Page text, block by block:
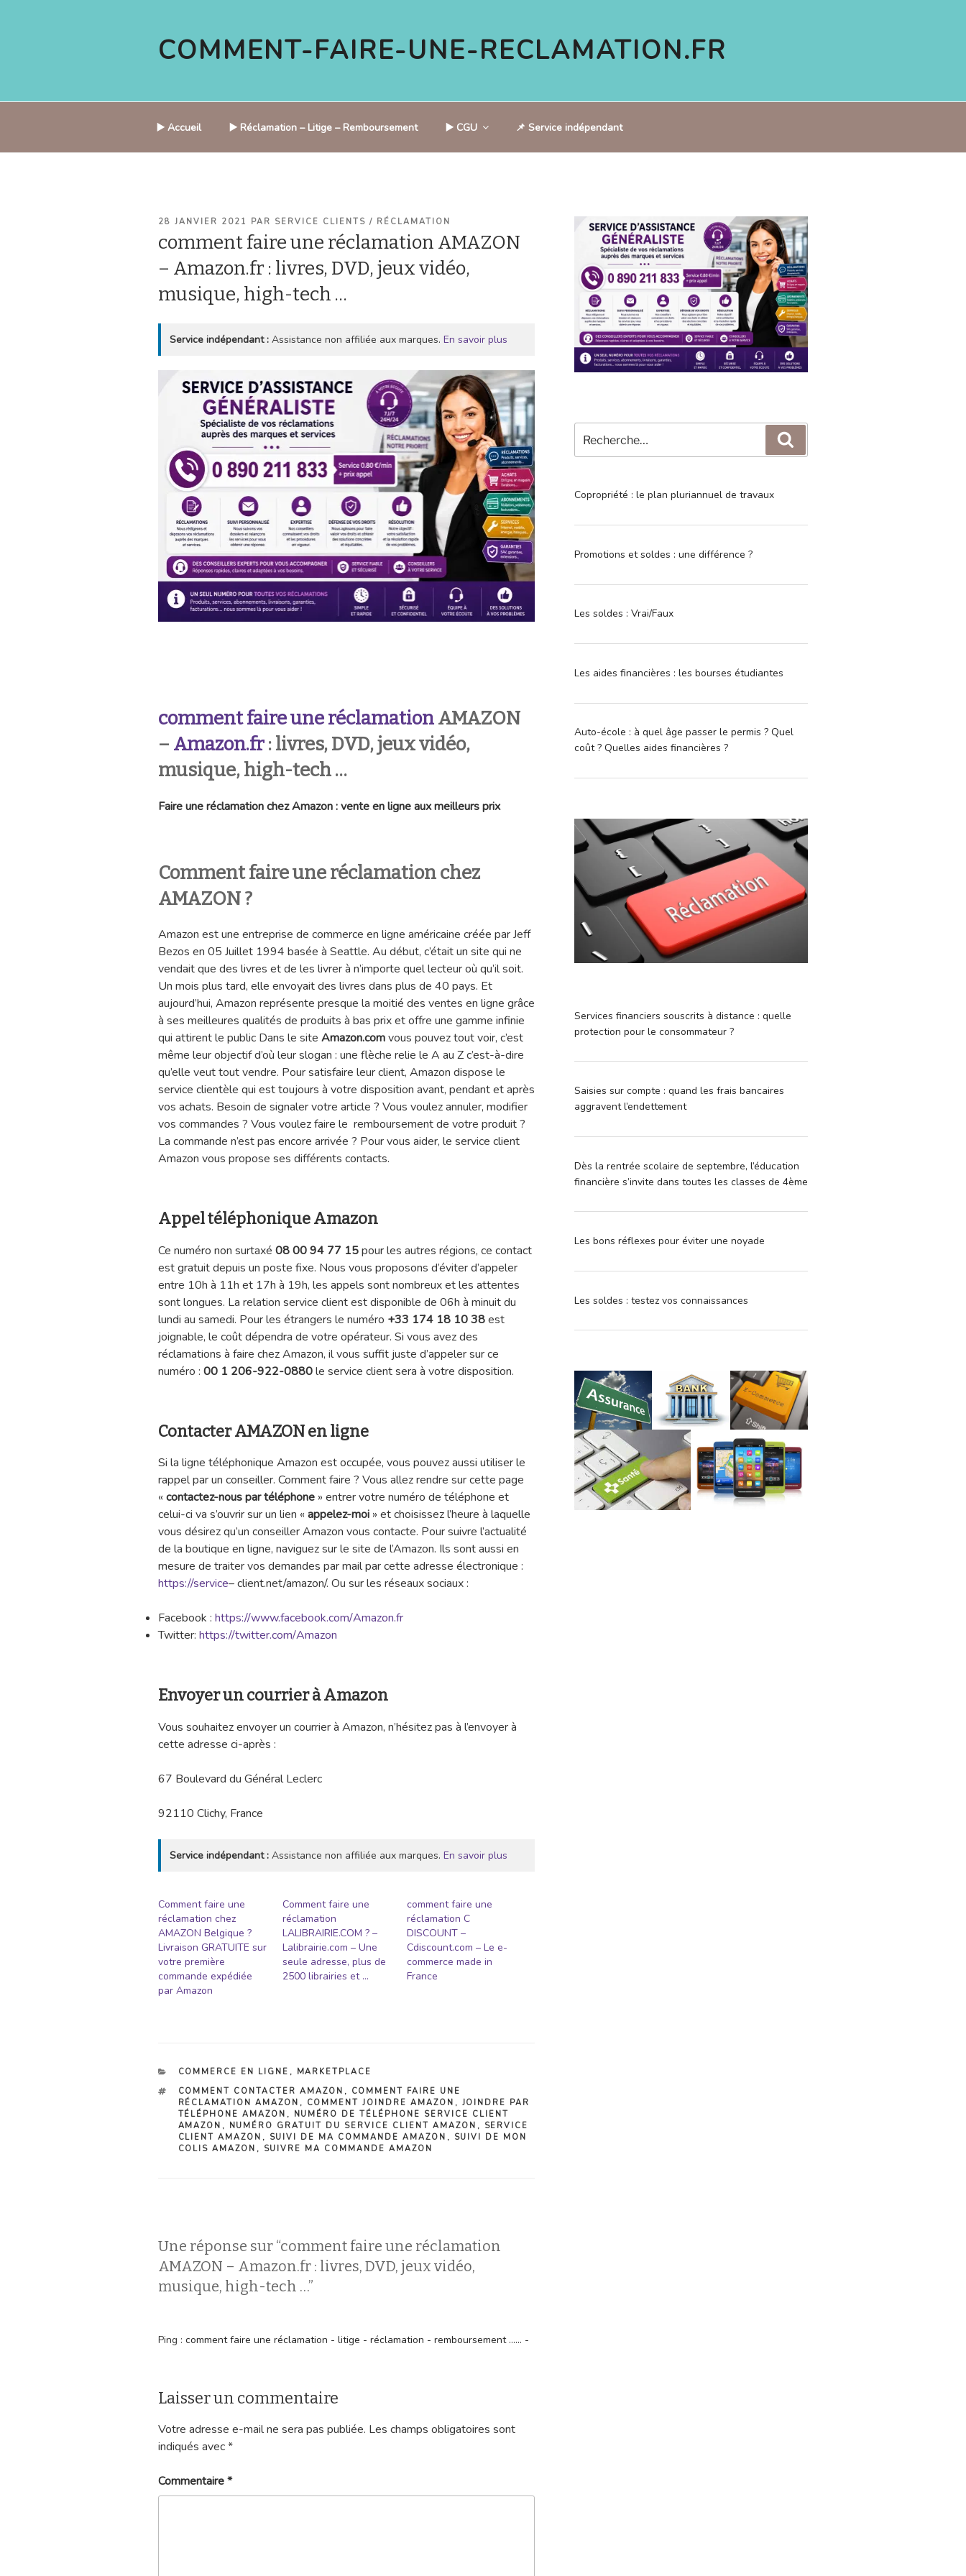
COMMENT-FAIRE-UNE-RECLAMATION.FR
▶️ Accueil ▶️ Réclamation – Litige – Remboursement ▶️ CGU 📌 Service indépendant
PUBLIÉ
28 JANVIER 2021 PAR SERVICE CLIENTS / RÉCLAMATION
comment faire une réclamation AMAZON
– Amazon.fr : livres, DVD, jeux vidéo,
musique, high-tech …
Service indépendant : Assistance non affiliée aux marques. En savoir plus
comment faire une réclamationAMAZON
– Amazon.fr: livres, DVD, jeux vidéo,
musique, high-tech …
Faire une réclamation chez Amazon : vente en ligne aux meilleurs prix
Comment faire une réclamation chez
AMAZON ?
Amazon est une entreprise de commerce en ligne américaine créée par Jeff
Bezos en 05 Juillet 1994 basée à Seattle. Au début, c’était un site qui ne
vendait que des livres et de les livrer à n’importe quel lecteur où qu’il soit.
Un mois plus tard, elle envoyait des livres dans plus de 40 pays. Et
aujourd’hui, Amazon représente presque la moitié des ventes en ligne grâce
à ses meilleures qualités de produits à bas prix et offre une gamme infinie
qui attirent le public Dans le site Amazon.comvous pouvez tout voir, c’est
même leur objectif d’où leur slogan : une flèche relie le A au Z c’est-à-dire
qu’elle veut tout vendre. Pour satisfaire leur client, Amazon dispose le
service clientèle qui est toujours à votre disposition avant, pendant et après
vos achats. Besoin de signaler votre article ? Vous voulez annuler, modifier
vos commandes ? Vous voulez faire le remboursement de votre produit ?
La commande n’est pas encore arrivée ? Pour vous aider, le service client
Amazon vous propose ses différents contacts.
Appel téléphonique Amazon
Ce numéro non surtaxé 08 00 94 77 15pour les autres régions, ce contact
est gratuit depuis un poste fixe. Nous vous proposons d’éviter d’appeler
entre 10h à 11h et 17h à 19h, les appels sont nombreux et les attentes
sont longues. La relation service client est disponible de 06h à minuit du
lundi au samedi. Pour les étrangers le numéro +33 174 18 10 38est
joignable, le coût dépendra de votre opérateur. Si vous avez des
réclamations à faire chez Amazon, il vous suffit juste d’appeler sur ce
numéro : 00 1 206-922-0880le service client sera à votre disposition.
Contacter AMAZON en ligne
Si la ligne téléphonique Amazon est occupée, vous pouvez aussi utiliser le
rappel par un conseiller. Comment faire ? Vous allez rendre sur cette page
« contactez-nous par téléphone » entrer votre numéro de téléphone et
celui-ci va s’ouvrir sur un lien « appelez-moi » et choisissez l’heure à laquelle
vous désirez qu’un conseiller Amazon vous contacte. Pour suivre l’actualité
de la boutique en ligne, naviguez sur le site de l’Amazon. Ils sont aussi en
mesure de traiter vos demandes par mail par cette adresse électronique :
https://service– client.net/amazon/. Ou sur les réseaux sociaux :
Facebook : https://www.facebook.com/Amazon.fr
Twitter: https://twitter.com/Amazon
Envoyer un courrier à Amazon
Vous souhaitez envoyer un courrier à Amazon, n’hésitez pas à l’envoyer à
cette adresse ci-après :
67 Boulevard du Général Leclerc
92110 Clichy, France
Service indépendant : Assistance non affiliée aux marques. En savoir plus
Comment faire une
réclamation chez
AMAZON Belgique ?
Livraison GRATUITE sur
votre première
commande expédiée
par Amazon
Comment faire une
réclamation
LALIBRAIRIE.COM ? –
Lalibrairie.com – Une
seule adresse, plus de
2500 librairies et …
comment faire une
réclamation C
DISCOUNT –
Cdiscount.com – Le e-
commerce made in
France
CATÉGORIES
COMMERCE EN LIGNE , MARKETPLACE
ÉTIQUETTES
COMMENT CONTACTER AMAZON , COMMENT FAIRE UNE
RÉCLAMATION AMAZON , COMMENT JOINDRE AMAZON , JOINDRE PAR
TÉLÉPHONE AMAZON , NUMÉRO DE TÉLÉPHONE SERVICE CLIENT
AMAZON , NUMÉRO GRATUIT DU SERVICE CLIENT AMAZON , SERVICE
CLIENT AMAZON , SUIVI DE MA COMMANDE AMAZON , SUIVI DE MON
COLIS AMAZON , SUIVRE MA COMMANDE AMAZON
Une réponse sur “comment faire une réclamation
AMAZON – Amazon.fr : livres, DVD, jeux vidéo,
musique, high-tech …”
Ping : comment faire une réclamation - litige - réclamation - remboursement ...... -
Laisser un commentaire
Votre adresse e-mail ne sera pas publiée. Les champs obligatoires sont
indiqués avec*
Commentaire*
pour
:
Copropriété : le plan pluriannuel de travaux
Promotions et soldes : une différence ?
Les soldes : Vrai/Faux
Les aides financières : les bourses étudiantes
Auto-école : à quel âge passer le permis ? Quel
coût ? Quelles aides financières ?
Services financiers souscrits à distance : quelle
protection pour le consommateur ?
Saisies sur compte : quand les frais bancaires
aggravent l’endettement
Dès la rentrée scolaire de septembre, l’éducation
financière s’invite dans toutes les classes de 4ème
Les bons réflexes pour éviter une noyade
Les soldes : testez vos connaissances